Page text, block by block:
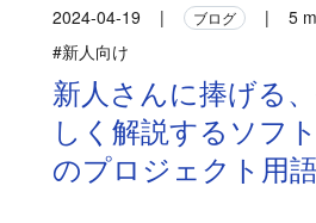
2024-04-19 | ブログ |
5
#新人向け
新人さんに捧げる
しく解説するソフ
のプロジェクト用